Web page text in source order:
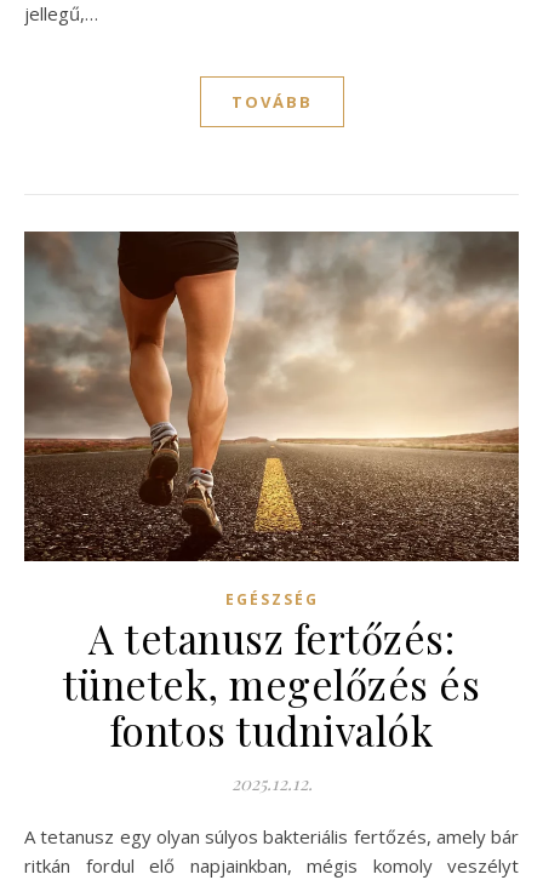
jellegű,…
TOVÁBB
EGÉSZSÉG
A tetanusz fertőzés:
tünetek, megelőzés és
fontos tudnivalók
2025.12.12.
A tetanusz egy olyan súlyos bakteriális fertőzés, amely bár
ritkán fordul elő napjainkban, mégis komoly veszélyt